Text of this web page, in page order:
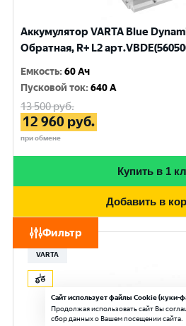
Фильтр
Аккумулятор VARTA Blue
Обратная, R+ L2
Емкость:60 Ач
Пусковой ток:640 A
13 500руб.
12 960 руб.
при обмене
Купить в 1
Добавить в
VARTA
Сайт использует файлы Cookie (куки-
Продолжая использовать сайт Вы
сбор данных о Вашем посещении сайта.